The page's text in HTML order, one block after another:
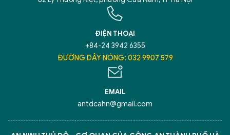
ĐIỆN THOẠI
+84-24 3942 6355
ĐƯỜNG DÂY NÓNG: 032 9907 579
EMAIL
antdcahn@gmail.com